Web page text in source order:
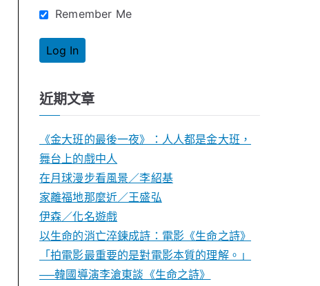
Remember Me
近期文章
《金大班的最後一夜》：人人都是金大班，
舞台上的戲中人
在月球漫步看風景／李紹基
家離福地那麼近／王盛弘
伊森／化名遊戲
以生命的消亡淬鍊成詩：電影《生命之詩》
「拍電影最重要的是對電影本質的理解。」
──韓國導演李滄東談《生命之詩》